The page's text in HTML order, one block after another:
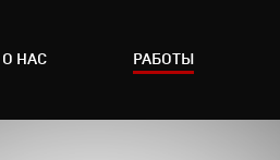
О НАС РАБОТЫ